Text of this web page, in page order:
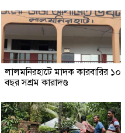
লালমনিরহাটে মাদক কারবারির ১০
বছর সশ্রম কারাদণ্ড